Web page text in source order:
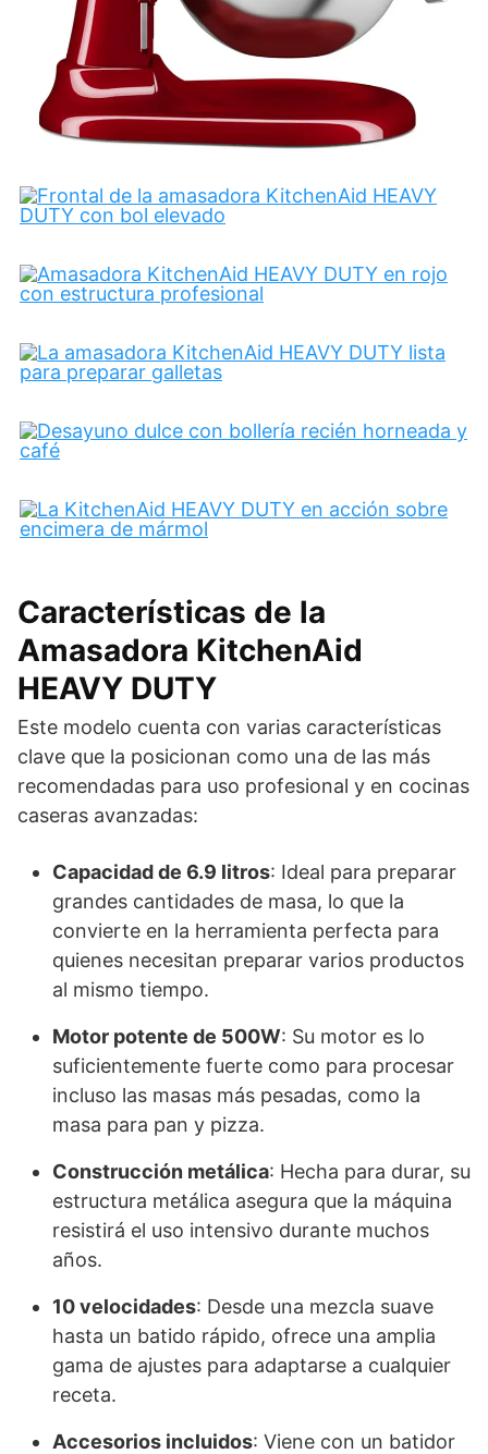
Características de la
Amasadora KitchenAid
HEAVY DUTY
Este modelo cuenta con varias características
clave que la posicionan como una de las más
recomendadas para uso profesional y en cocinas
caseras avanzadas:
Capacidad de 6.9 litros: Ideal para preparar
grandes cantidades de masa, lo que la
convierte en la herramienta perfecta para
quienes necesitan preparar varios productos
al mismo tiempo.
Motor potente de 500W: Su motor es lo
suficientemente fuerte como para procesar
incluso las masas más pesadas, como la
masa para pan y pizza.
Construcción metálica: Hecha para durar, su
estructura metálica asegura que la máquina
resistirá el uso intensivo durante muchos
años.
10 velocidades: Desde una mezcla suave
hasta un batido rápido, ofrece una amplia
gama de ajustes para adaptarse a cualquier
receta.
Accesorios incluidos: Viene con un batidor